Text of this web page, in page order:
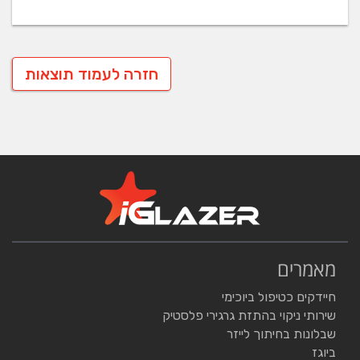
חזרה לעמוד תוצאות
מאמרים
חיידקים כטיפול ביוכימי
שירותי ניקוי בהתזת גרגירי פלסטיק
שבלונות בחיתוך לייזר
ביוגז